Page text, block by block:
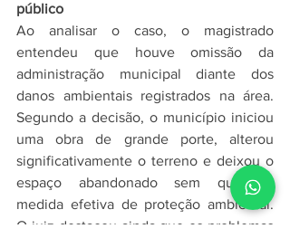
público
Ao analisar o caso, o magistrado
entendeu que houve omissão da
administração municipal diante dos
danos ambientais registrados na área.
Segundo a decisão, o município iniciou
uma obra de grande porte, alterou
significativamente o terreno e deixou o
espaço abandonado sem qualquer
medida efetiva de proteção ambiental.
O juiz destacou ainda que os problemas